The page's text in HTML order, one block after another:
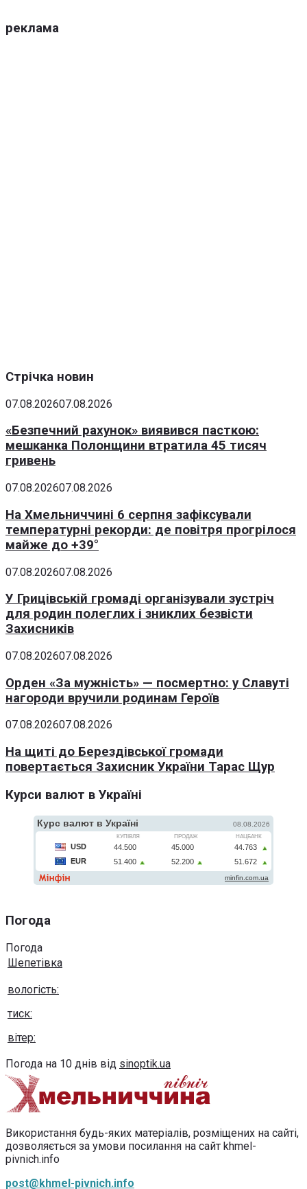
реклама
Стрічка новин
07.08.202607.08.2026
«Безпечний рахунок» виявився пасткою:
мешканка Полонщини втратила 45 тисяч
гривень
07.08.202607.08.2026
На Хмельниччині 6 серпня зафіксували
температурні рекорди: де повітря прогрілося
майже до +39°
07.08.202607.08.2026
У Грицівській громаді організували зустріч
для родин полеглих і зниклих безвісти
Захисників
07.08.202607.08.2026
Орден «За мужність» — посмертно: у Славуті
нагороди вручили родинам Героїв
07.08.202607.08.2026
На щиті до Берездівської громади
повертається Захисник України Тарас Щур
Курси валют в Україні
Погода
Погода
Шепетівка
вологість:
тиск:
вітер:
Погода на 10 днів від sinoptik.ua
Використання будь-яких матеріалів, розміщених на сайті,
дозволяється за умови посилання на сайт khmel-
pivnich.info
post@khmel-pivnich.info